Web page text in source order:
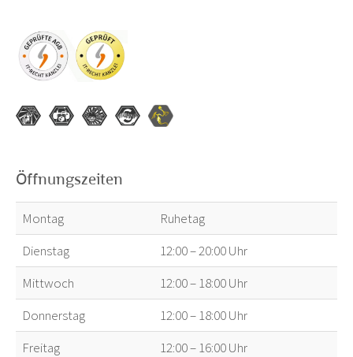
Öffnungszeiten
Montag
Ruhetag
Dienstag
12:00 – 20:00 Uhr
Mittwoch
12:00 – 18:00 Uhr
Donnerstag
12:00 – 18:00 Uhr
Freitag
12:00 – 16:00 Uhr